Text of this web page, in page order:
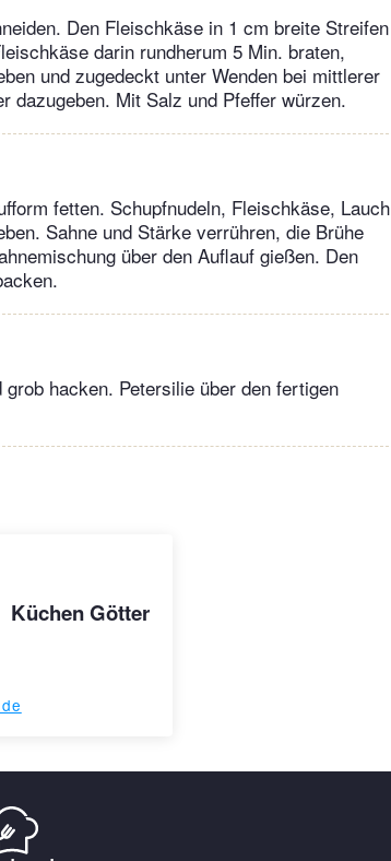
Den Fleischkäse in 1 cm breite Streifen
darin rundherum 5 Min. braten,
und zugedeckt unter Wenden bei mittlerer
dazugeben. Mit Salz und Pfeffer würzen.
fetten. Schupfnudeln, Fleischkäse, Lauch
Sahne und Stärke verrühren, die Brühe
über den Auflauf gießen. Den
hacken. Petersilie über den fertigen
Küchen Götter